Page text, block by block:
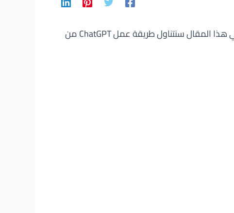
بالطبع في الاونة الأخيرة سمعت عن ChatGpt، وهو احدث تقنيات الذكاء الاصطناعي في العصر الراهن. في هذا المقال سنتناول طريقة عمل ChatGPT من